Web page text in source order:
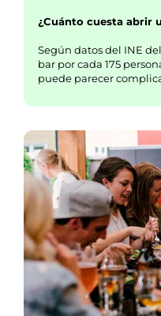
¿Cuánto cuesta abrir
Según datos del INE
bar por cada 175
puede parecer